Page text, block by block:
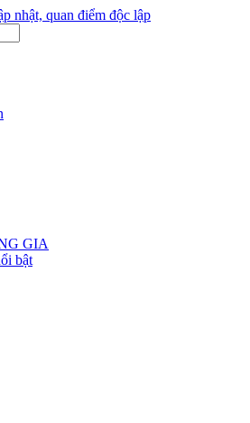
nhật, quan điểm độc lập
GIA
bật